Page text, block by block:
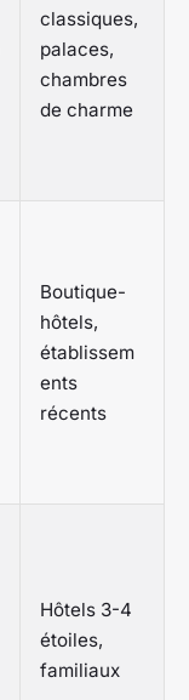
classiques,
palaces,
chambres
de charme
Boutique-
hôtels,
établissem
ents
récents
Hôtels 3-4
étoiles,
familiaux